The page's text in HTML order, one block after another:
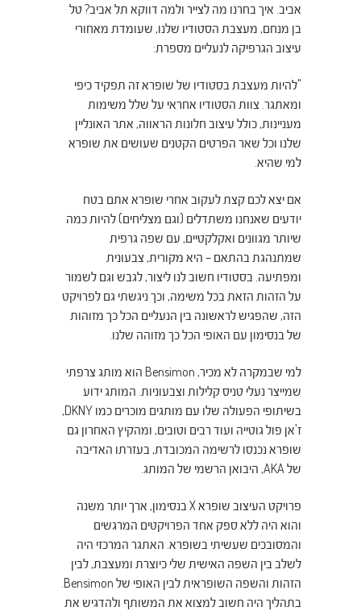
אביב. איך בחרנו מה לצייר ולמה דווקא תל אביב? טל
בן מנחם, מעצבת הסטודיו שלנו, שעומדת מאחורי
עיצוב הגרפיקה לנעליים מספרת:
"להיות מעצבת בסטודיו של שופרא זה תפקיד כיפי
ומאתגר. צוות הסטודיו אחראי על שלל משימות
מעניינות, כולל עיצוב חלונות הראווה, אתר האונליין
שלנו וכל שאר הפרטים הקטנים שעושים את שופרא
למי שהיא.
אם יצא לכם קצת לעקוב אחרי שופרא אתם בטח
יודעים שאנחנו משתדלים (וגם מצליחים) להיות כמה
שיותר מגוונים ואקלקטיים, עם שפה גרפית
שמתנהגת בהתאם – היא מקורית, צבעונית
ומפתיעה. בסטודיו חשוב לנו ליצור, לגבש וגם לשמור
על הזהות הזאת בכל משימה, וכך ניגשתי גם לפרויקט
הזה, שהפגיש לראשונה בין הנעליים הכל כך מזוהות
של בנסימון עם האופי הכל כך מזוהה שלנו.
למי שבמקרה לא מכיר, Bensimon הוא מותג צרפתי
שמייצר נעלי טניס קלילות וצבעוניות. המותג ידוע
בשיתופי הפעולה שלו עם מותגים מוכרים כמו DKNY,
ז'אן פול גוטייה ועוד רבים וטובים, ומהקיץ האחרון גם
שופרא נכנסו לרשימה המכובדת, בעזרתו האדיבה
של AKA, היבואן הרשמי של המותג.
פרויקט העיצוב שופרא X בנסימון, ארך יותר משנה
והוא היה ללא ספק אחד הפרויקטים המרגשים
והמסובכים שעשיתי בשופרא. האתגר המרכזי היה
לשלב בין השפה האישית שלי כיוצרת ומעצבת, לבין
הזהות והשפה השופראית לבין האופי של Bensimon.
בתהליך היה חשוב למצוא את המשותף ולהדגיש את